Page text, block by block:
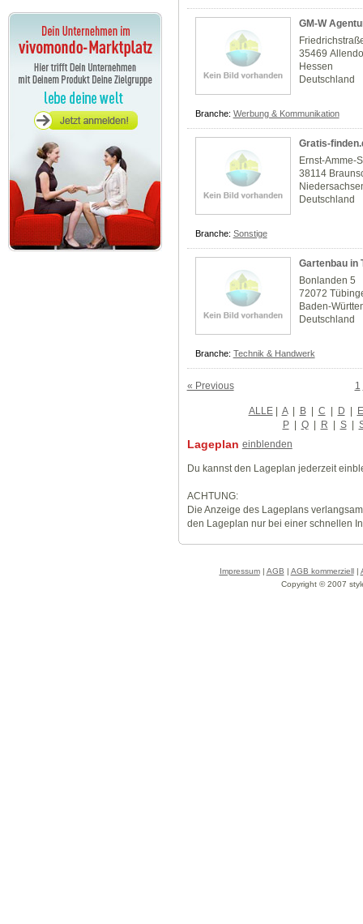
GM-W
35469
Hessen
Deutschland
Branche: Werbung & Kommunikation
Gratis-
Ernst-Amme-
38114
Deutschland
Branche: Sonstige
Gartenbau in
Bonlanden 5
72072
Baden-
Deutschland
Branche: Technik & Handwerk
« Previous 1
ALLE| A | B | C | D | E
P | Q | R | S |
Lageplan einblenden
Du kannst den Lageplan jederzeit
ACHTUNG:
Die Anzeige des Lageplans
den Lageplan nur bei einer schnellen
Impressum| AGB | AGB kommerziell|
Copyright © 2007